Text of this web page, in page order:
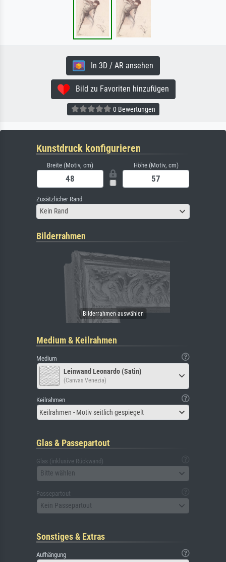
In 3D / AR ansehen
Bild zu Favoriten hinzufügen
0 Bewertungen
Kunstdruck konfigurieren
Breite (Motiv, cm) Höhe (Motiv, cm)
Zusätzlicher Rand
Kein Rand
Bilderrahmen
Medium & Keilrahmen
Medium
Leinwand Leonardo (Satin)
(Canvas Venezia)
Keilrahmen
Keilrahmen - Motiv seitlich gespiegelt
Glas & Passepartout
Glas (inklusive Rückwand)
Bitte wählen
Passepartout
Kein Passepartout
Sonstiges & Extras
Aufhängung